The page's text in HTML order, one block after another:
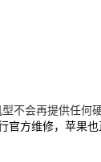
不会再提供任何
官方维修，苹果